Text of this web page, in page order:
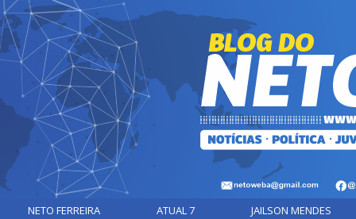
NETO FERREIRA ATUAL 7 JAILSON MENDES